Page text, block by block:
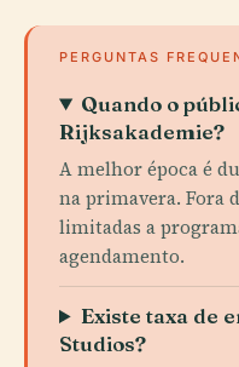
PERGUNTAS
Quando o
Rijksakademie?
A melhor época é
na primavera. Fora
limitadas a
agendamento.
Existe taxa de
Studios?